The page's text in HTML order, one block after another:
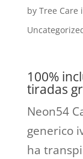
by Tree Care
100%
tiradas
Neon54
generico
ha